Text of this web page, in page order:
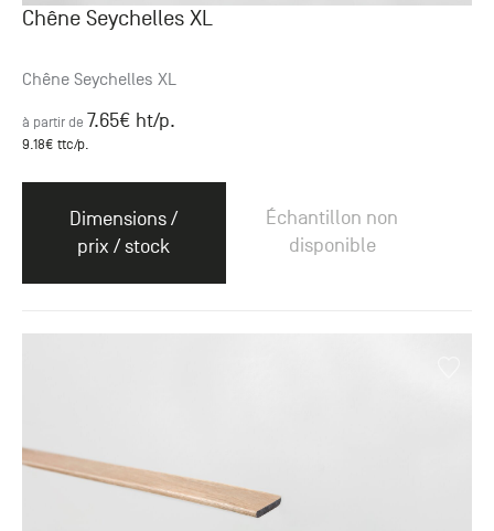
Chêne Seychelles XL
Chêne Seychelles XL
à partir de 7.65€ ht/p.
9.18€ ttc/p.
Dimensions /
prix / stock
Échantillon non
disponible